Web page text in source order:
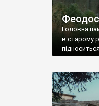
Головна
в старому